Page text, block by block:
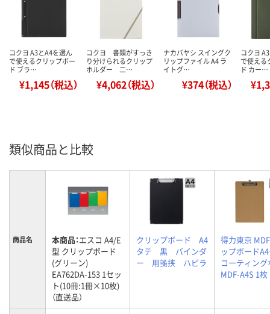
コクヨ A3とA4を選ん
で使えるクリップボー
ド ブラ…
¥1,145（税込）
コクヨ 書類がすっき
り分けられるクリップ
ホルダー 二…
¥4,062（税込）
ナカバヤシ スイングク
リップファイル A4 ラ
イトグ…
¥374（税込）
コクヨ
で使える
ド カー…
類似商品と比較
商品名 本商品：エスコ A4/E
型 クリップボード
(グリーン)
EA762DA-153 1セッ
ト(10冊:1冊×10枚)
（直送品）
クリップボード A4
タテ 黒 バインダ
ー 用箋挟 ハピラ
得力東京
ップボード
コーティング
MDF-A4S 1枚